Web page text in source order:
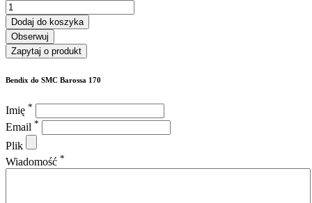
Dodaj do koszyka
Obserwuj
Zapytaj o produkt
Bendix do SMC Barossa 170
Imię *
Email *
Plik
Wiadomość *